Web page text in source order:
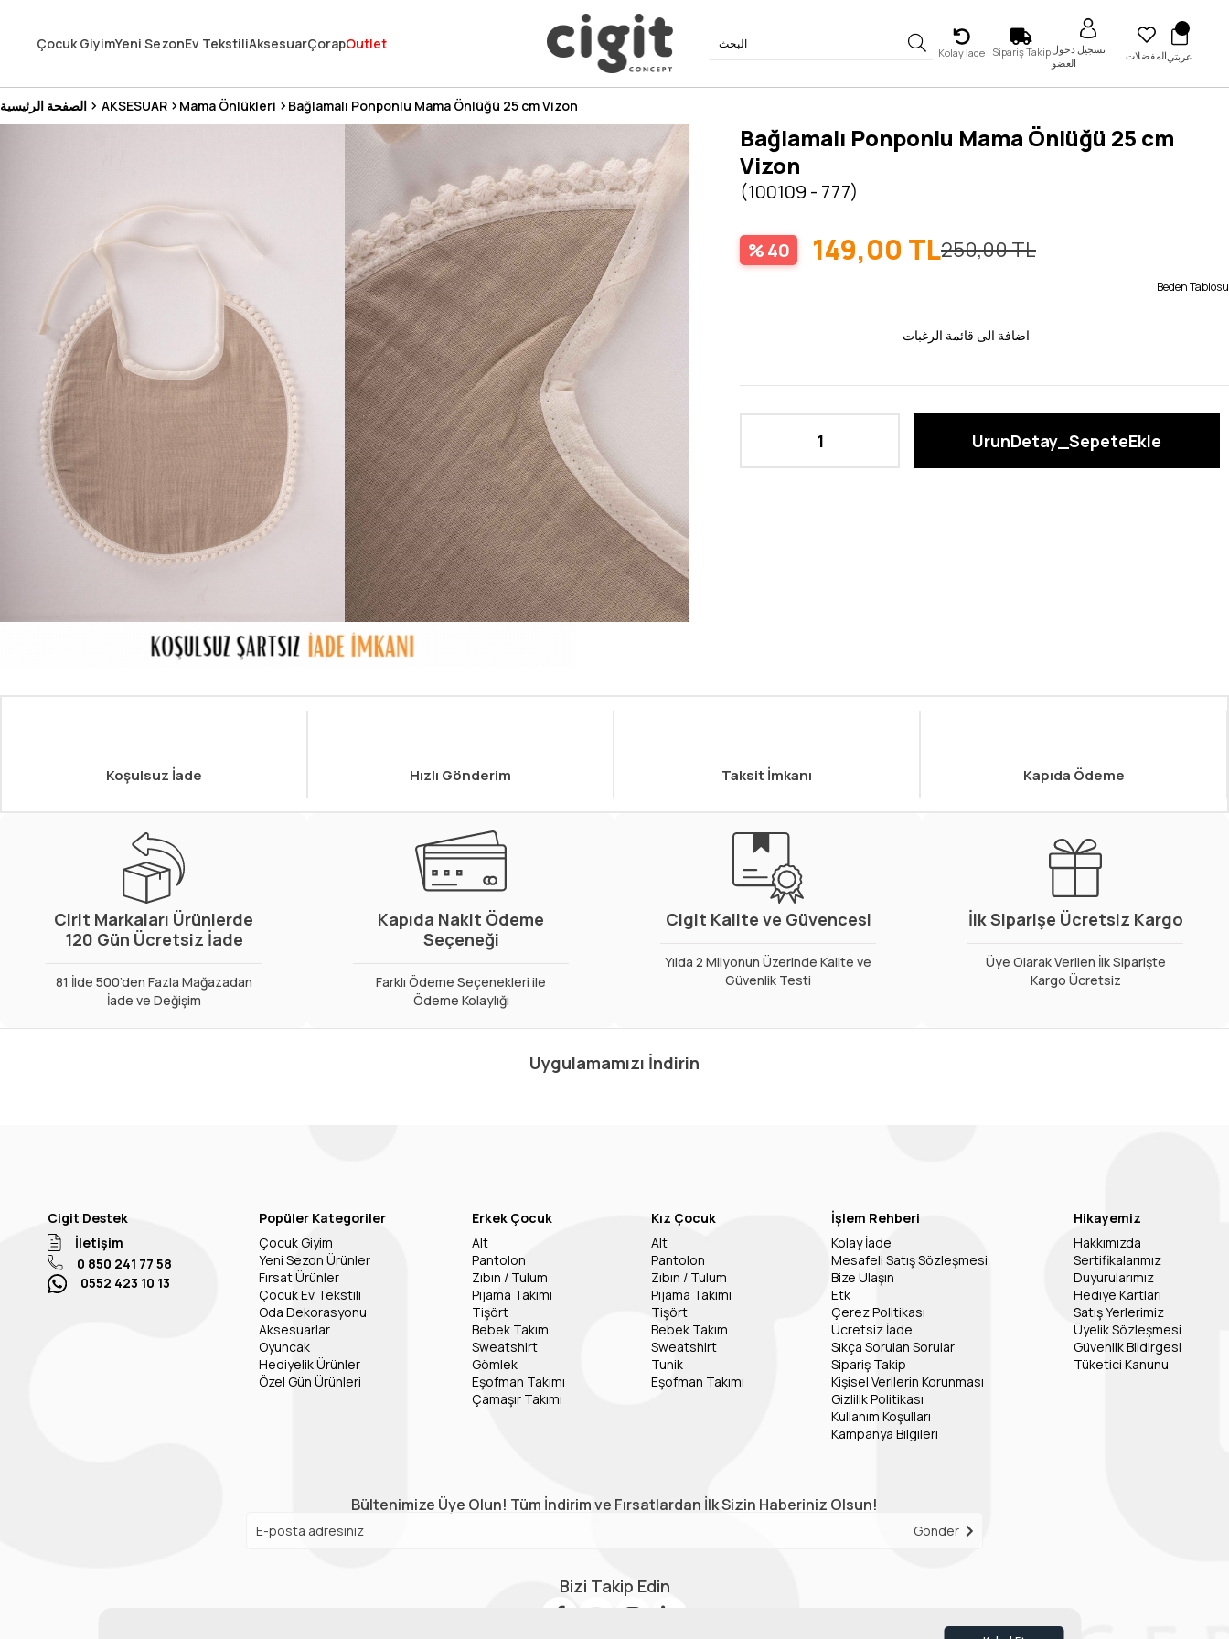
300₺ ve Üzeri Alışverişlerde Kargo Ücretsiz !
Koşulsuz Şartsız İade İmkanı
Çocuk GiyimYeni SezonEv TekstiliAksesuarÇorapOutlet
Kolay İade Sipariş Takipتسجيل دخول
العضو
المفضلاتعربتي
الصفحة الرئيسية AKSESUAR Mama Önlükleri Bağlamalı Ponponlu Mama Önlüğü 25 cm Vizon
Bağlamalı Ponponlu Mama Önlüğü 25 cm
Vizon
(100109 - 777)
40 250,00 TL
149,00 TL
Beden Tablosu
اضافة الى قائمة الرغبات
Koşulsuz İade Hızlı Gönderim Taksit İmkanı Kapıda Ödeme
Cirit Markaları Ürünlerde
120 Gün Ücretsiz İade
81 İlde 500’den Fazla Mağazadan
İade ve Değişim
Kapıda Nakit Ödeme
Seçeneği
Farklı Ödeme Seçenekleri ile
Ödeme Kolaylığı
Cigit Kalite ve Güvencesi
Yılda 2 Milyonun Üzerinde Kalite ve
Güvenlik Testi
İlk Siparişe Ücretsiz Kargo
Üye Olarak Verilen İlk Siparişte
Kargo Ücretsiz
Uygulamamızı İndirin
Cigit Destek
İletişim
0 850 241 77 58
0552 423 10 13
Popüler Kategoriler
Çocuk Giyim
Yeni Sezon Ürünler
Fırsat Ürünler
Çocuk Ev Tekstili
Oda Dekorasyonu
Aksesuarlar
Oyuncak
Hediyelik Ürünler
Özel Gün Ürünleri
Erkek Çocuk
Alt
Pantolon
Zıbın / Tulum
Pijama Takımı
Tişört
Bebek Takım
Sweatshirt
Gömlek
Eşofman Takımı
Çamaşır Takımı
Kız Çocuk
Alt
Pantolon
Zıbın / Tulum
Pijama Takımı
Tişört
Bebek Takım
Sweatshirt
Tunik
Eşofman Takımı
İşlem Rehberi
Kolay İade
Mesafeli Satış Sözleşmesi
Bize Ulaşın
Etk
Çerez Politikası
Ücretsiz İade
Sıkça Sorulan Sorular
Sipariş Takip
Kişisel Verilerin Korunması
Gizlilik Politikası
Kullanım Koşulları
Kampanya Bilgileri
Hikayemiz
Hakkımızda
Sertifikalarımız
Duyurularımız
Hediye Kartları
Satış Yerlerimiz
Üyelik Sözleşmesi
Güvenlik Bildirgesi
Tüketici Kanunu
Bültenimize Üye Olun! Tüm İndirim ve Fırsatlardan İlk Sizin Haberiniz Olsun!
Gönder
Bizi Takip Edin